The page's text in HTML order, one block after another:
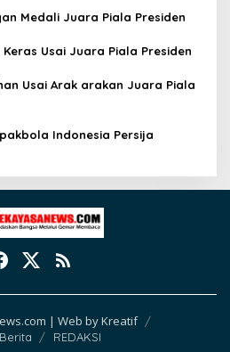
Medali Juara Piala Presiden
Usai Juara Piala Presiden
Usai Arak arakan Juara Piala
Indonesia Persija
| Web by Kreatif
REDAKSI